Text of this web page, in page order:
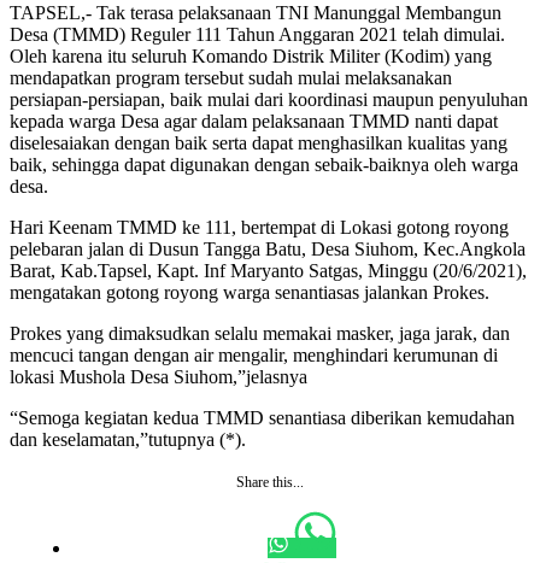
TAPSEL,- Tak terasa pelaksanaan TNI Manunggal Membangun
Desa (TMMD) Reguler 111 Tahun Anggaran 2021 telah dimulai.
Oleh karena itu seluruh Komando Distrik Militer (Kodim) yang
mendapatkan program tersebut sudah mulai melaksanakan
persiapan-persiapan, baik mulai dari koordinasi maupun penyuluhan
kepada warga Desa agar dalam pelaksanaan TMMD nanti dapat
diselesaiakan dengan baik serta dapat menghasilkan kualitas yang
baik, sehingga dapat digunakan dengan sebaik-baiknya oleh warga
desa.
Hari Keenam TMMD ke 111, bertempat di Lokasi gotong royong
pelebaran jalan di Dusun Tangga Batu, Desa Siuhom, Kec.Angkola
Barat, Kab.Tapsel, Kapt. Inf Maryanto Satgas, Minggu (20/6/2021),
mengatakan gotong royong warga senantiasas jalankan Prokes.
Prokes yang dimaksudkan selalu memakai masker, jaga jarak, dan
mencuci tangan dengan air mengalir, menghindari kerumunan di
lokasi Mushola Desa Siuhom,”jelasnya
“Semoga kegiatan kedua TMMD senantiasa diberikan kemudahan
dan keselamatan,”tutupnya (*).
Share this...